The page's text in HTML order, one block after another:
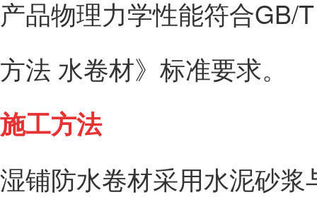
产品物理力学性能符合GB/
方法 水卷材》标准要求。
施工方法
湿铺防水卷材采用水泥砂浆